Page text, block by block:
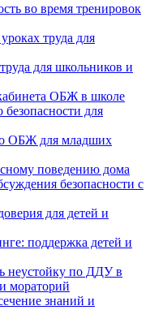
во время тренировок
труда для
для школьников и
ОБЖ в школе
для
ОБЖ для младших
поведению дома
безопасности с
для детей и
поддержка детей и
неустойку по ДДУ в
мораторий
знаний и